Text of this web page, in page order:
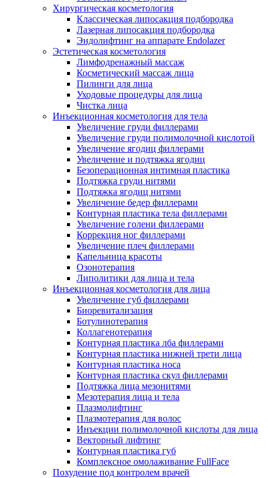
Хирургическая косметология
Классическая липосакция подбородка
Лазерная липосакция подбородка
Эндолифтинг на аппарате Endolazer
Эстетическая косметология
Лимфодренажный массаж
Косметический массаж лица
Пилинги для лица
Уходовые процедуры для лица
Чистка лица
Инъекционная косметология для тела
Увеличение груди филлерами
Увеличение груди полимолочной кислотой
Увеличение ягодиц филлерами
Увеличение и подтяжка ягодиц
Безоперационная интимная пластика
Подтяжка груди нитями
Подтяжка ягодиц нитями
Увеличение бедер филлерами
Контурная пластика тела филлерами
Увеличение голени филлерами
Коррекция ног филлерами
Увеличение плеч филлерами
Капельница красоты
Озонотерапия
Липолитики для лица и тела
Инъекционная косметология для лица
Увеличение губ филлерами
Биоревитализация
Ботулинотерапия
Коллагенотерапия
Контурная пластика лба филлерами
Контурная пластика нижней трети лица
Контурная пластика носа
Контурная пластика скул филлерами
Подтяжка лица мезонитями
Мезотерапия лица и тела
Плазмолифтинг
Плазмотерапия для волос
Инъекции полимолочной кислоты для лица
Векторный лифтинг
Контурная пластика губ
Комплексное омолаживание FullFace
Похудение под контролем врачей